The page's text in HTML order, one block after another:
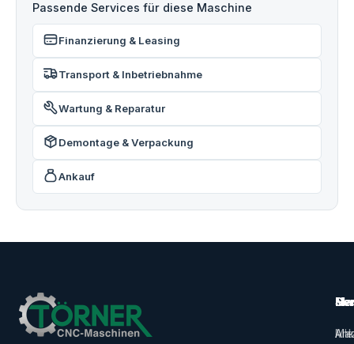
Passende Services für diese Maschine
Finanzierung & Leasing
Transport & Inbetriebnahme
Wartung & Reparatur
Demontage & Verpackung
Ankauf
Alle